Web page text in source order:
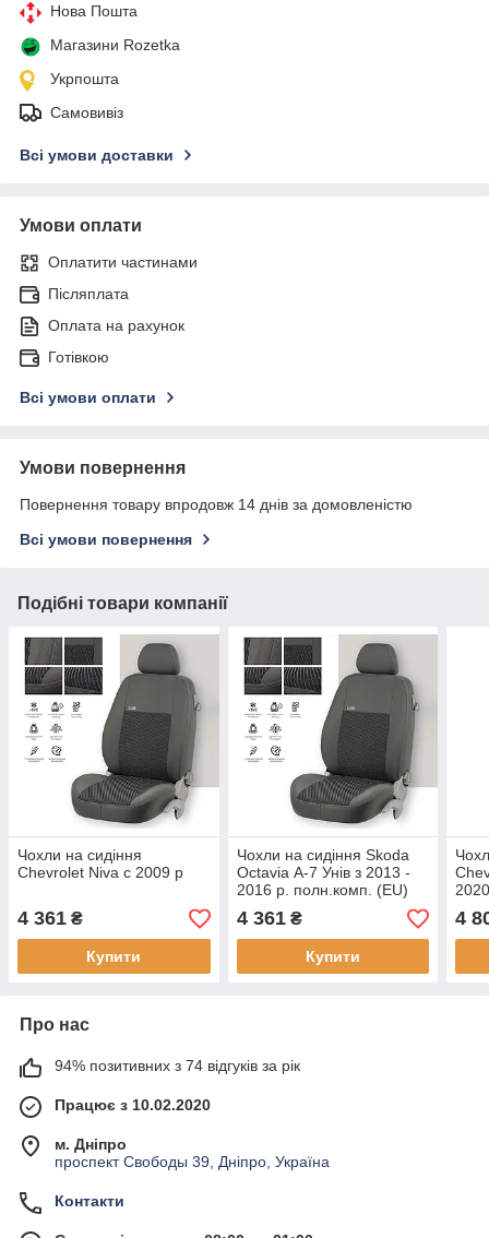
Нова Пошта
Магазини Rozetka
Укрпошта
Самовивіз
Всі умови доставки
Умови оплати
Оплатити частинами
Післяплата
Оплата на рахунок
Готівкою
Всі умови оплати
Умови повернення
Повернення товару впродовж 14 днів за домовленістю
Всі умови повернення
Подібні товари компанії
Чохли на сидіння
Chevrolet Niva c 2009 р
4 361 ₴
Купити
Чохли на сидіння Skoda
Octavia А-7 Унів з 2013 -
2016 р. полн.комп. (EU)
4 361₴
Купити
4
Про нас
94% позитивних з 74 відгуків за рік
Працює з 10.02.2020
м. Дніпро
проспект Свободы 39, Дніпро, Україна
Контакти